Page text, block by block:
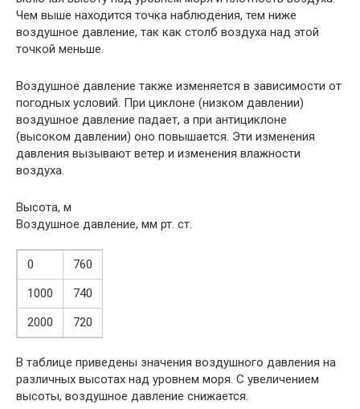
Чем выше находится точка наблюдения, тем ниже
воздушное давление, так как столб воздуха над этой
точкой меньше.
Воздушное давление также изменяется в зависимости от
погодных условий. При циклоне (низком давлении)
воздушное давление падает, а при антициклоне
(высоком давлении) оно повышается. Эти изменения
давления вызывают ветер и изменения влажности
воздуха.
Высота, м
Воздушное давление, мм рт. ст.
0
760
1000
740
2000
720
В таблице приведены значения воздушного давления на
различных высотах над уровнем моря. С увеличением
высоты, воздушное давление снижается.